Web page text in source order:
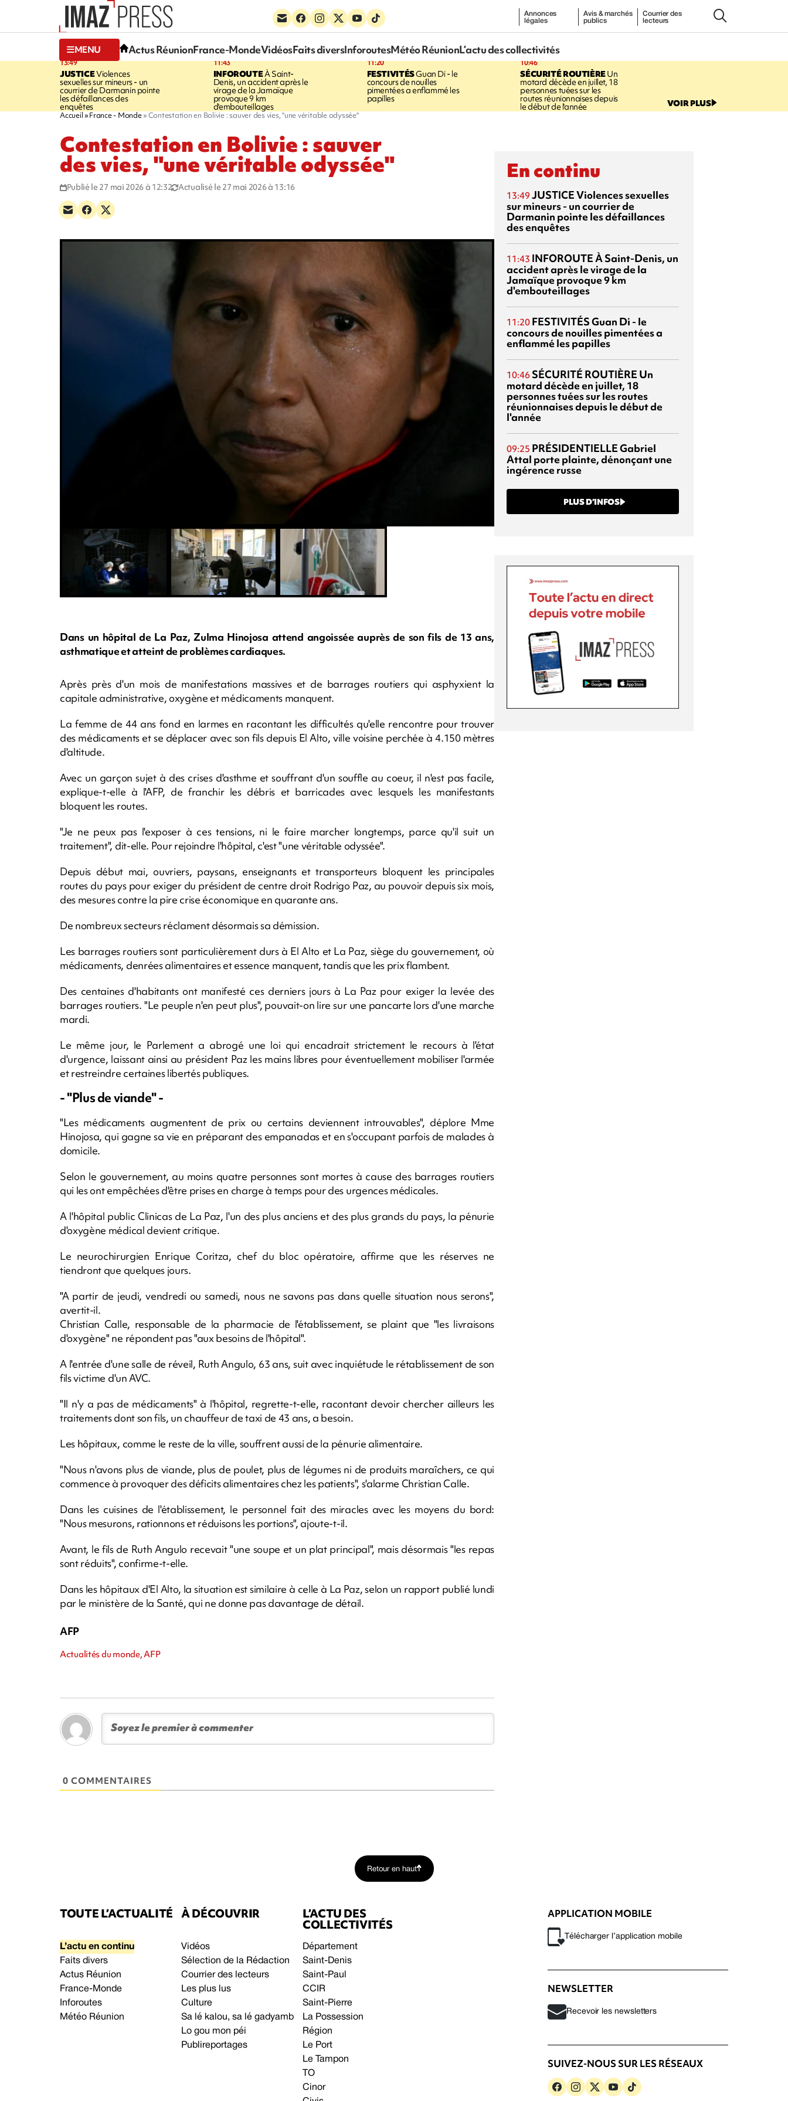
Annonces
légales
Avis & marchés
publics
Courrier des
lecteurs
MENU Actus RéunionFrance-MondeVidéosFaits diversInforoutesMétéo RéunionL’actu des collectivités
13:49
JUSTICEViolences
sexuelles sur mineurs - un
courrier de Darmanin pointe
les défaillances des
enquêtes
11:43
INFOROUTEÀ Saint-
Denis, un accident après le
virage de la Jamaïque
provoque 9 km
d'embouteillages
11:20
FESTIVITÉSGuan Di - le
concours de nouilles
pimentées a enflammé les
papilles
10:46
SÉCURITÉ ROUTIÈREUn
motard décède en juillet, 18
personnes tuées sur les
routes réunionnaises depuis
le début de l'année VOIR PLUS
Accueil France - Monde Contestation en Bolivie : sauver des vies, "une véritable odyssée"
Contestation en Bolivie : sauver
des vies, "une véritable odyssée"
Publié le 27 mai 2026 à 12:32 Actualisé le 27 mai 2026 à 13:16
Dans un hôpital de La Paz, Zulma Hinojosa attend angoissée auprès de son fils de 13 ans,
asthmatique et atteint de problèmes cardiaques.
Après près d'un mois de manifestations massives et de barrages routiers qui asphyxient la
capitale administrative, oxygène et médicaments manquent.
La femme de 44 ans fond en larmes en racontant les difficultés qu'elle rencontre pour trouver
des médicaments et se déplacer avec son fils depuis El Alto, ville voisine perchée à 4.150 mètres
d'altitude.
Avec un garçon sujet à des crises d'asthme et souffrant d'un souffle au coeur, il n'est pas facile,
explique-t-elle à l'AFP, de franchir les débris et barricades avec lesquels les manifestants
bloquent les routes.
"Je ne peux pas l'exposer à ces tensions, ni le faire marcher longtemps, parce qu'il suit un
traitement", dit-elle. Pour rejoindre l'hôpital, c'est "une véritable odyssée".
Depuis début mai, ouvriers, paysans, enseignants et transporteurs bloquent les principales
routes du pays pour exiger du président de centre droit Rodrigo Paz, au pouvoir depuis six mois,
des mesures contre la pire crise économique en quarante ans.
De nombreux secteurs réclament désormais sa démission.
Les barrages routiers sont particulièrement durs à El Alto et La Paz, siège du gouvernement, où
médicaments, denrées alimentaires et essence manquent, tandis que les prix flambent.
Des centaines d'habitants ont manifesté ces derniers jours à La Paz pour exiger la levée des
barrages routiers. "Le peuple n'en peut plus", pouvait-on lire sur une pancarte lors d'une marche
mardi.
Le même jour, le Parlement a abrogé une loi qui encadrait strictement le recours à l'état
d'urgence, laissant ainsi au président Paz les mains libres pour éventuellement mobiliser l'armée
et restreindre certaines libertés publiques.
- "Plus de viande" -
"Les médicaments augmentent de prix ou certains deviennent introuvables", déplore Mme
Hinojosa, qui gagne sa vie en préparant des empanadas et en s'occupant parfois de malades à
domicile.
Selon le gouvernement, au moins quatre personnes sont mortes à cause des barrages routiers
qui les ont empêchées d'être prises en charge à temps pour des urgences médicales.
A l'hôpital public Clinicas de La Paz, l'un des plus anciens et des plus grands du pays, la pénurie
d'oxygène médical devient critique.
Le neurochirurgien Enrique Coritza, chef du bloc opératoire, affirme que les réserves ne
tiendront que quelques jours.
"A partir de jeudi, vendredi ou samedi, nous ne savons pas dans quelle situation nous serons",
avertit-il.
Christian Calle, responsable de la pharmacie de l'établissement, se plaint que "les livraisons
d'oxygène" ne répondent pas "aux besoins de l'hôpital".
A l'entrée d'une salle de réveil, Ruth Angulo, 63 ans, suit avec inquiétude le rétablissement de son
fils victime d'un AVC.
"Il n'y a pas de médicaments" à l'hôpital, regrette-t-elle, racontant devoir chercher ailleurs les
traitements dont son fils, un chauffeur de taxi de 43 ans, a besoin.
Les hôpitaux, comme le reste de la ville, souffrent aussi de la pénurie alimentaire.
"Nous n'avons plus de viande, plus de poulet, plus de légumes ni de produits maraîchers, ce qui
commence à provoquer des déficits alimentaires chez les patients", s'alarme Christian Calle.
Dans les cuisines de l'établissement, le personnel fait des miracles avec les moyens du bord:
"Nous mesurons, rationnons et réduisons les portions", ajoute-t-il.
Avant, le fils de Ruth Angulo recevait "une soupe et un plat principal", mais désormais "les repas
sont réduits", confirme-t-elle.
Dans les hôpitaux d'El Alto, la situation est similaire à celle à La Paz, selon un rapport publié lundi
par le ministère de la Santé, qui ne donne pas davantage de détail.
AFP
Actualités du monde, AFP
0 COMMENTAIRES
En continu
13:49 JUSTICEViolences sexuelles
sur mineurs - un courrier de
Darmanin pointe les défaillances
des enquêtes
11:43 INFOROUTEÀ Saint-Denis, un
accident après le virage de la
Jamaïque provoque 9 km
d'embouteillages
11:20 FESTIVITÉSGuan Di - le
concours de nouilles pimentées a
enflammé les papilles
10:46 SÉCURITÉ ROUTIÈRE Un
motard décède en juillet, 18
personnes tuées sur les routes
réunionnaises depuis le début de
l'année
09:25 PRÉSIDENTIELLEGabriel
Attal porte plainte, dénonçant une
ingérence russe
PLUS D’INFOS
Retour en haut
TOUTE L’ACTUALITÉ
L’actu en continu
Faits divers
Actus Réunion
France-Monde
Inforoutes
Météo Réunion
À DÉCOUVRIR
Vidéos
Sélection de la Rédaction
Courrier des lecteurs
Les plus lus
Culture
Sa lé kalou, sa lé gadyamb
Lo gou mon péi
Publireportages
L’ACTU DES
COLLECTIVITÉS
Département
Saint-Denis
Saint-Paul
CCIR
Saint-Pierre
La Possession
Région
Le Port
Le Tampon
TO
Cinor
APPLICATION MOBILE
Télécharger l’application mobile
NEWSLETTER
Recevoir les newsletters
SUIVEZ-NOUS SUR LES RÉSEAUX